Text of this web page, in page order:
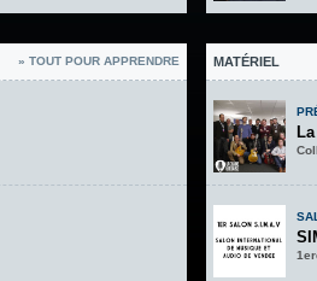
» TOUT POUR APPRENDRE MATÉRIEL